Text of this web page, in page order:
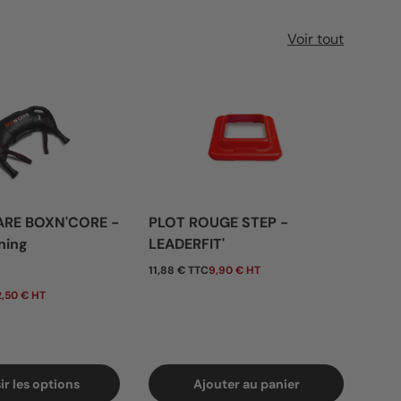
Voir tout
BOXN'CORE -
€ HT
les options
PLOT ROUGE STEP -
LEADERFIT'
Prix habituel
11,88 € TTC9,90 € HT
Ajouter au panier